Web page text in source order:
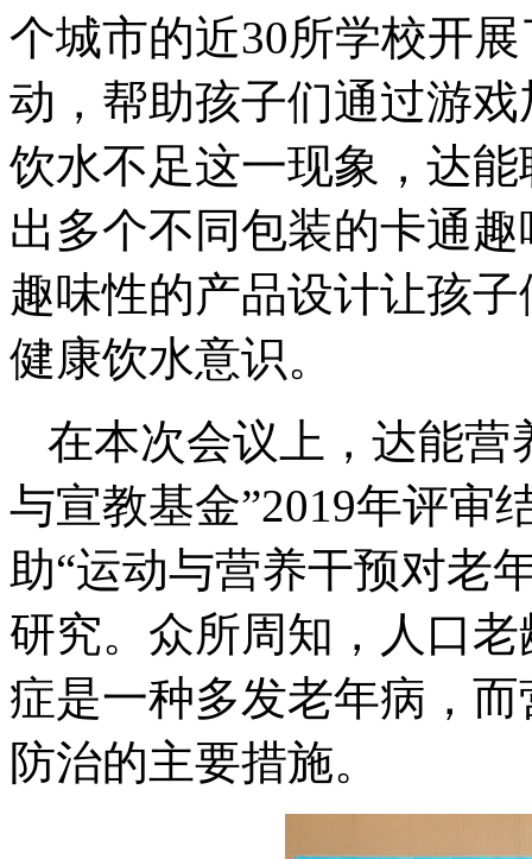
个城市的近30所学校开
动，帮助孩子们通过游
饮水不足这一现象，达
出多个不同包装的卡通
趣味性的产品设计让孩
健康饮水意识。
在本次会议上，达能营
与宣教基金”2019年评审
助“运动与营养干预对老
研究。众所周知，人口
症是一种多发老年病，
防治的主要措施。